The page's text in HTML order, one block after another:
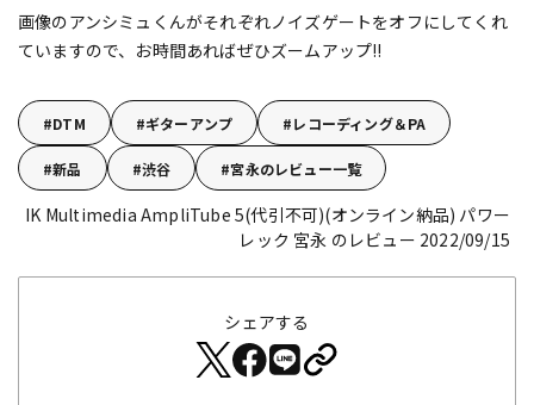
画像のアンシミュくんがそれぞれノイズゲートをオフにしてくれ
ていますので、お時間あればぜひズームアップ!!
DTM ギターアンプ レコーディング＆PA
新品 渋谷 宮永のレビュー一覧
IK Multimedia AmpliTube 5(代引不可)(オンライン納品) パワー
レック 宮永 のレビュー 2022/09/15
シェアする